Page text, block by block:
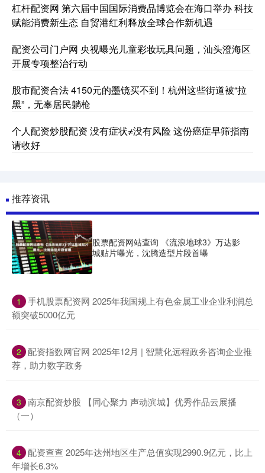
杠杆配资网 第六届中国国际消费品博览会在海口举办 科技
赋能消费新生态 自贸港红利释放全球合作新机遇
配资公司门户网 央视曝光儿童彩妆玩具问题，汕头澄海区
开展专项整治行动
股市配资合法 4150元的墨镜买不到！杭州这些街道被“拉
黑”，无辜居民躺枪
个人配资炒股配资 没有症状≠没有风险 这份癌症早筛指南
请收好
推荐资讯
股票配资网站查询 《流浪地球3》万达影
城贴片曝光，沈腾造型片段首曝
1
​手机股票配资网 2025年我国规上有色金属工业企业利润总
额突破5000亿元
2 ​配资指数网官网 2025年12月 | 智慧化远程政务咨询企业推
荐，助力数字政务
3 ​南京配资炒股 【同心聚力 声动滨城】优秀作品云展播
（一）
4 ​配资查查 2025年达州地区生产总值实现2990.9亿元，比上
年增长6.3%